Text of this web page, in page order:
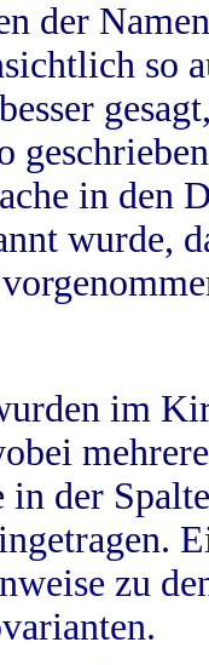
der
so
in
wurde,
im
der
zu